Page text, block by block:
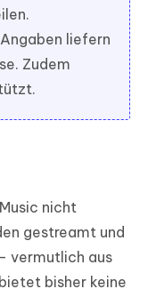
liefern
Zudem
nicht
gestreamt und
vermutlich aus
bisher keine